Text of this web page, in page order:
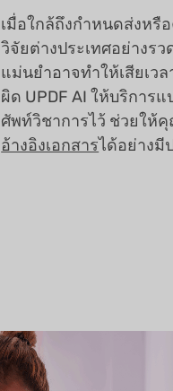
เมื่อใกล้ถึงกำหนดส่งหรื
วิจัยต่างประเทศอย่างร
แม่นยำอาจทำให้เสียเว
ผิด UPDF AI ให้บริกา
ศัพท์วิชาการไว้ ช่วยให้
อ้างอิงเอกสารได้อย่างมี